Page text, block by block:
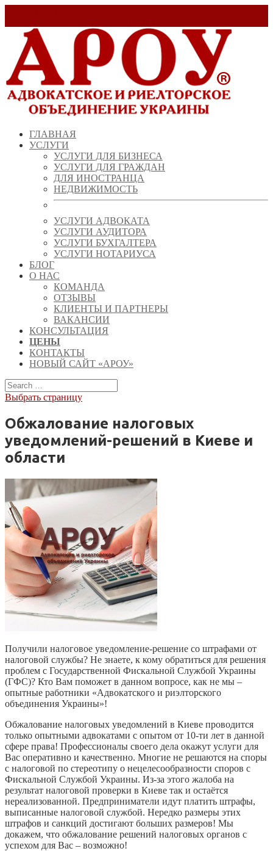
ГЛАВНАЯ
УСЛУГИ
УСЛУГИ ДЛЯ БИЗНЕСА
УСЛУГИ ДЛЯ ГРАЖДАН
ДЛЯ ИНОСТРАНЦА
НЕДВИЖИМОСТЬ
УСЛУГИ АДВОКАТА
УСЛУГИ АУДИТОРА
УСЛУГИ БУХГАЛТЕРА
УСЛУГИ НОТАРИУСА
БЛОГ
О НАС
КОМАНДА
ОТЗЫВЫ
КЛИЕНТЫ И ПАРТНЕРЫ
ВАКАНСИИ
КОНСУЛЬТАЦИЯ
ЦЕНЫ
КОНТАКТЫ
НОВЫЙ САЙТ «АРОУ»
Выбрать страницу
Обжалование налоговых
уведомлений-решений в Киеве и
области
Получили налоговое уведомление-решение со штрафами от
налоговой службы? Не знаете, к кому обратиться для решения
проблем с Государственной Фискальной Службой Украины
(ГФС)? Кто Вам поможет в данном вопросе, как не мы –
опытные работники «Адвокатского и риэлторского
объединения Украины»!
Обжалование налоговых уведомлений в Киеве проводится
только опытными адвокатами с опытом от 10-ти лет в данной
сфере права! Профессионалы своего дела окажут услуги для
Вас оперативно и качественно. Многие не решаются на споры
с налоговой по стереотипу о нецелесообразности споров с
Фискальной Службой Украины. Из-за этого жалоба на
результат налоговой проверки в Киеве так и остаётся
нереализованной. Предприниматели идут платить штрафы,
выписанные налоговой службой. Нередко размеры этих
штрафов и санкций достигают больших размеров! Мы
докажем, что обжалование решений налоговых органов с
успехом для Вас – возможно!